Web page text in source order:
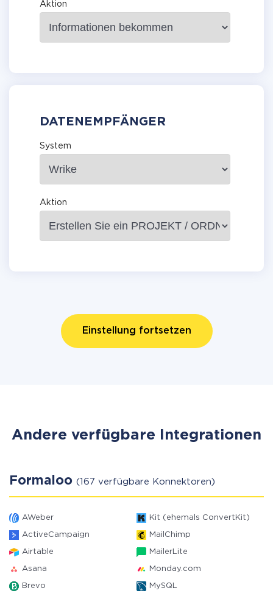
Aktion
DATENEMPFÄNGER
System
Aktion
Einstellung fortsetzen
Andere verfügbare Integrationen
Formaloo (167 verfügbare Konnektoren)
AWeber Kit (ehemals ConvertKit)
ActiveCampaign MailChimp
Airtable MailerLite
Asana Monday.com
Brevo MySQL